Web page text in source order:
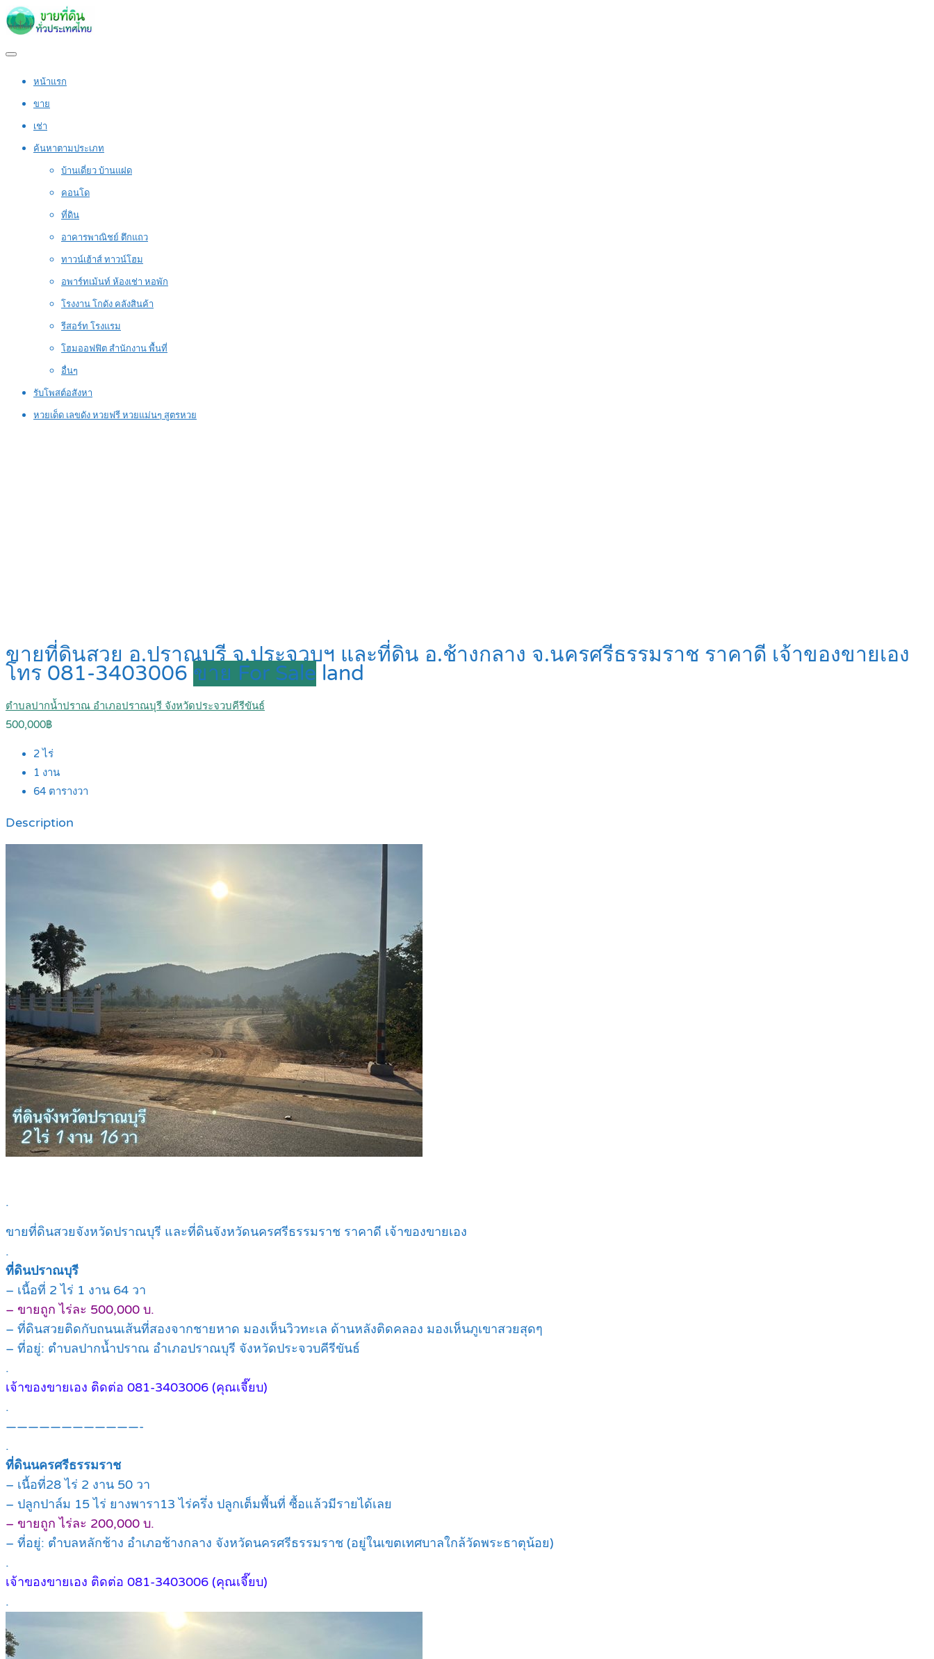
หน้าแรก
ขาย
เช่า
ค้นหาตามประเภท
บ้านเดี่ยว บ้านแฝด
คอนโด
ที่ดิน
อาคารพาณิชย์ ตึกแถว
ทาวน์เฮ้าส์ ทาวน์โฮม
อพาร์ทเม้นท์ ห้องเช่า หอพัก
โรงงาน โกดัง คลังสินค้า
รีสอร์ท โรงแรม
โฮมออฟฟิต สำนักงาน พื้นที่
อื่นๆ
รับโพสต์อสังหา
หวยเด็ด เลขดัง หวยฟรี หวยแม่นๆ สูตรหวย
ขายที่ดินสวย อ.ปราณบุรี จ.ประจวบฯ และที่ดิน อ.ช้างกลาง จ.นครศรีธรรมราช ราคาดี เจ้าของขายเอง
โทร 081-3403006 ขาย For Sale land
ตำบลปากน้ำปราณ อำเภอปราณบุรี จังหวัดประจวบคีรีขันธ์
500,000฿
2ไร่
1 งาน
64 ตารางวา
Description
.
ขายที่ดินสวยจังหวัดปราณบุรี และที่ดินจังหวัดนครศรีธรรมราช ราคาดี เจ้าของขายเอง
.
ที่ดินปราณบุรี
– เนื้อที่ 2 ไร่ 1 งาน 64 วา
– ขายถูก ไร่ละ 500,000 บ.
– ที่ดินสวยติดกับถนนเส้นที่สองจากชายหาด มองเห็นวิวทะเล ด้านหลังติดคลอง มองเห็นภูเขาสวยสุดๆ
– ที่อยู่: ตำบลปากน้ำปราณ อำเภอปราณบุรี จังหวัดประจวบคีรีขันธ์
.
เจ้าของขายเอง ติดต่อ 081-3403006 (คุณเจี๊ยบ)
.
————————————-
.
ที่ดินนครศรีธรรมราช
– เนื้อที่28 ไร่ 2 งาน 50 วา
– ปลูกปาล์ม 15 ไร่ ยางพารา13 ไร่ครึ่ง ปลูกเต็มพื้นที่ ซื้อแล้วมีรายได้เลย
– ขายถูก ไร่ละ 200,000 บ.
– ที่อยู่: ตำบลหลักช้าง อำเภอช้างกลาง จังหวัดนครศรีธรรมราช (อยู่ในเขตเทศบาลใกล้วัดพระธาตุน้อย)
.
เจ้าของขายเอง ติดต่อ 081-3403006 (คุณเจี๊ยบ)
.